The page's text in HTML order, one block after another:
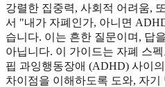
강렬한 집중력, 사회적 어려움,
서 "내가 자폐인가, 아니면
습니다. 이는 흔한 질문이며, 답
아닙니다. 이 가이드는 자폐 스
핍 과잉행동장애 (ADHD) 사이
차이점을 이해하도록 도와, 자